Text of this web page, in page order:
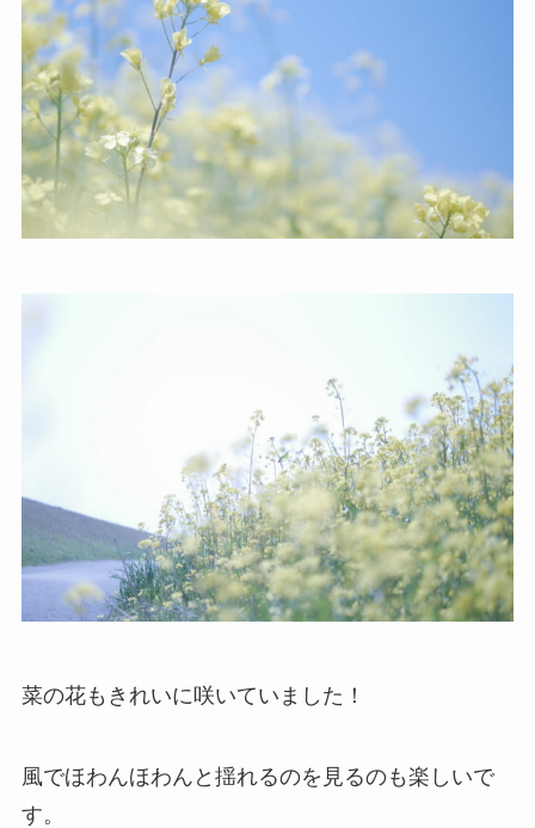
菜の花もきれいに咲いていました！
風でほわんほわんと揺れるのを見るのも楽しいで
す。